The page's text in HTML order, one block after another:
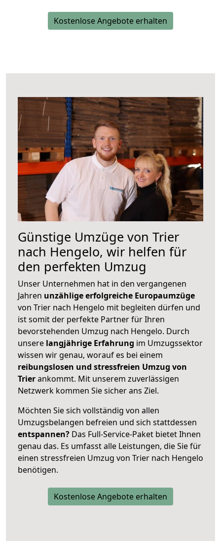
Kostenlose Angebote erhalten
Günstige Umzüge von Trier
nach Hengelo, wir helfen für
den perfekten Umzug
Unser Unternehmen hat in den vergangenen
Jahren unzählige erfolgreiche Europaumzüge
von Trier nach Hengelo mit begleiten dürfen und
ist somit der perfekte Partner für Ihren
bevorstehenden Umzug nach Hengelo. Durch
unsere langjährige Erfahrung im Umzugssektor
wissen wir genau, worauf es bei einem
reibungslosen und stressfreien Umzug von
Trierankommt. Mit unserem zuverlässigen
Netzwerk kommen Sie sicher ans Ziel.
Möchten Sie sich vollständig von allen
Umzugsbelangen befreien und sich stattdessen
entspannen? Das Full-Service-Paket bietet Ihnen
genau das. Es umfasst alle Leistungen, die Sie für
einen stressfreien Umzug von Trier nach Hengelo
benötigen.
Kostenlose Angebote erhalten